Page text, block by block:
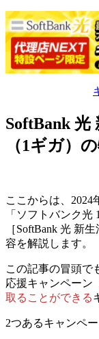
SoftBank 光
（1ギガ）
ここからは、2024
「ソフトバンク
［SoftBank 光 新
容を解説します。
この記事の冒頭で
応援キャンペーン
取ることができる
2つあるキャンペ